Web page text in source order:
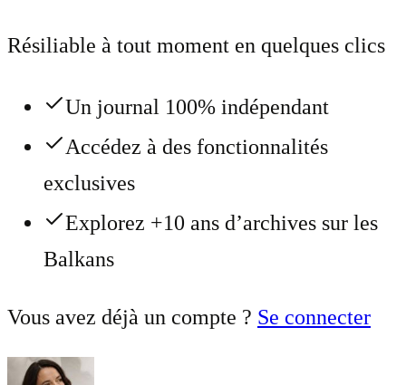
Résiliable à tout moment en quelques clics
Un journal 100% indépendant
Accédez à des fonctionnalités
exclusives
Explorez +10 ans d’archives sur les
Balkans
Vous avez déjà un compte ? Se connecter